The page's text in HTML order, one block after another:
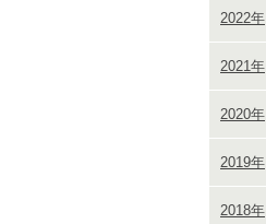
2022年
2021年
2020年
2019年
2018年